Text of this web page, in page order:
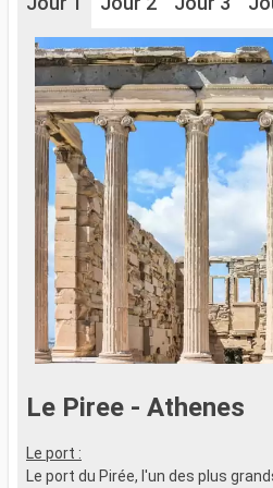
Le Piree - Athenes
Le port :
Le port du Pirée, l'un des plus